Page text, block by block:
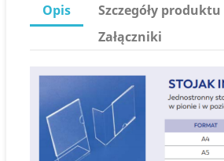
Opis
Szczegóły produktu
Załączniki